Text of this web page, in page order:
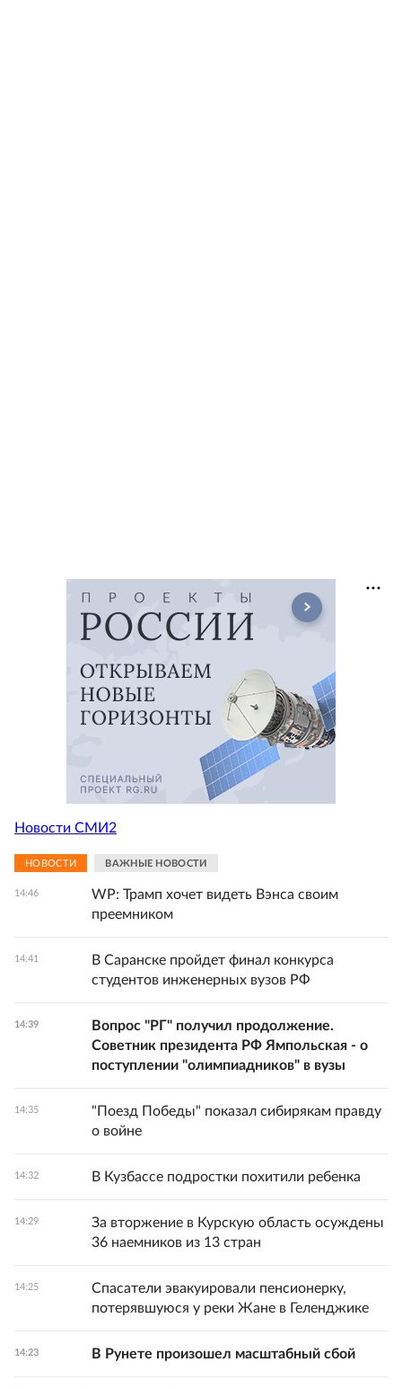
Новости СМИ2
НОВОСТИ ВАЖНЫЕ НОВОСТИ
14:46
WP: Трамп хочет видеть Вэнса своим
преемником
14:41
В Саранске пройдет финал конкурса
студентов инженерных вузов РФ
14:39
Вопрос "РГ" получил продолжение.
Советник президента РФ Ямпольская - о
поступлении "олимпиадников" в вузы
14:35
"Поезд Победы" показал сибирякам правду
о войне
14:32 В Кузбассе подростки похитили ребенка
14:29
За вторжение в Курскую область осуждены
36 наемников из 13 стран
14:25
Спасатели эвакуировали пенсионерку,
потерявшуюся у реки Жане в Геленджике
14:23 В Рунете произошел масштабный сбой